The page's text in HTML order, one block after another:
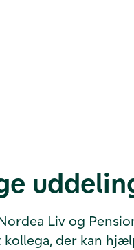
Liv og
der kan